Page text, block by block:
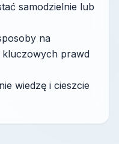
samodzielnie lub
na
kluczowych prawd
wiedzę i cieszcie